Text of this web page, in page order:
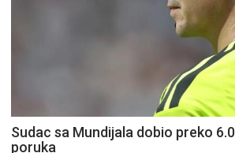
Sudac sa Mundijala dobio preko
poruka